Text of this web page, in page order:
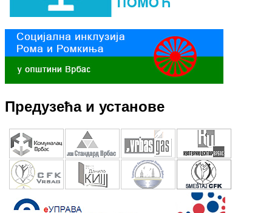
Предузећа и установе